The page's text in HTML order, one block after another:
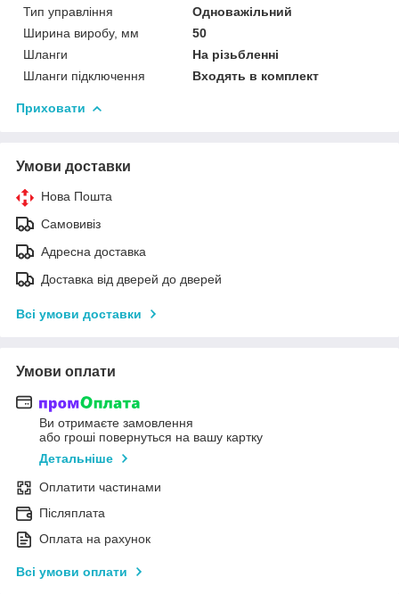
Тип управління
Одноважільний
Ширина виробу, мм
50
Шланги
На різьбленні
Шланги підключення
Входять в комплект
Приховати
Умови доставки
Нова Пошта
Самовивіз
Адресна доставка
Доставка від дверей до дверей
Всі умови доставки
Умови оплати
Ви отримаєте замовлення
або гроші повернуться на вашу картку
Детальніше
Оплатити частинами
Післяплата
Оплата на рахунок
Всі умови оплати